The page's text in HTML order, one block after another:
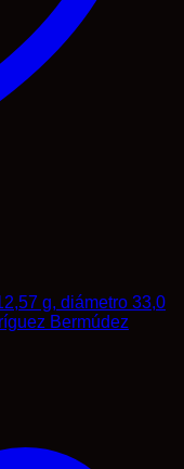
g, diámetro 33,0
Bermúdez